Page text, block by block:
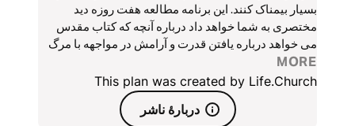
بسیار بیمناک کنند. این برنامه مطالعه هفت روزه دید
مختصری به شما خواهد داد درباره آنچه که کتاب مقدس
می خواهد درباره یافتن قدرت و آرامش در مواجهه با مرگ
بگوید.
MORE
This plan was created by Life.Church
دربارۀ ناشر